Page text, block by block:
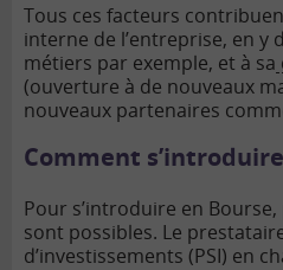
Tous ces facteurs
interne de l’entreprise, en y
métiers par exemple, et à sa
(ouverture à de nouveaux
nouveaux partenaires
Comment
Pour s’introduire en
sont possibles. Le
d’investissements (PSI) en